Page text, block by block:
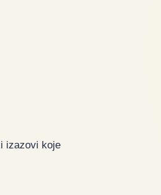
izazovi koje